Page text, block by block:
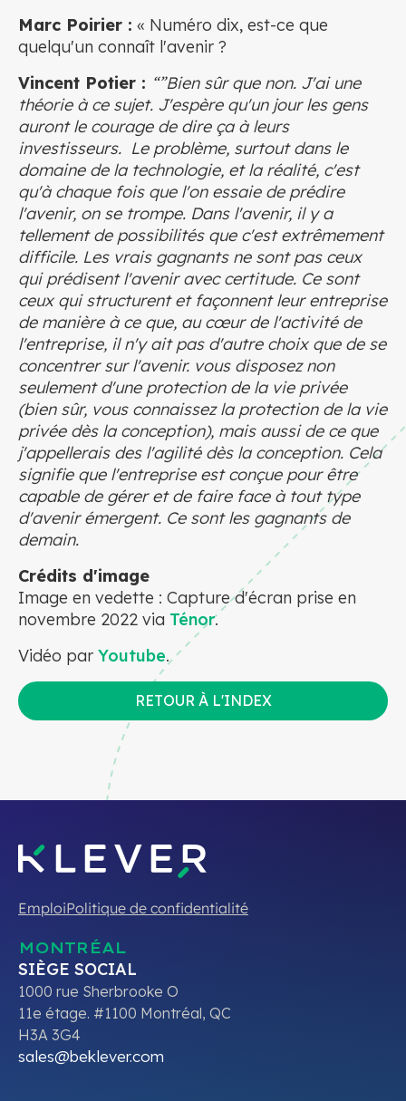
Marc Poirier : « Numéro dix, est-ce que
quelqu'un connaît l'avenir ?
Vincent Potier : “”Bien sûr que non. J'ai une
théorie à ce sujet. J'espère qu'un jour les gens
auront le courage de dire ça à leurs
investisseurs. Le problème, surtout dans le
domaine de la technologie, et la réalité, c'est
qu'à chaque fois que l'on essaie de prédire
l'avenir, on se trompe. Dans l'avenir, il y a
tellement de possibilités que c'est extrêmement
difficile. Les vrais gagnants ne sont pas ceux
qui prédisent l'avenir avec certitude. Ce sont
ceux qui structurent et façonnent leur entreprise
de manière à ce que, au cœur de l'activité de
l'entreprise, il n'y ait pas d'autre choix que de se
concentrer sur l'avenir. vous disposez non
seulement d'une protection de la vie privée
(bien sûr, vous connaissez la protection de la vie
privée dès la conception), mais aussi de ce que
j'appellerais des l'agilité dès la conception. Cela
signifie que l'entreprise est conçue pour être
capable de gérer et de faire face à tout type
d'avenir émergent. Ce sont les gagnants de
demain.
Crédits d'image
Image en vedette : Capture d'écran prise en
novembre 2022 via Ténor.
Vidéo par Youtube.
RETOUR À L'INDEX
EmploiPolitique de confidentialité
MONTRÉAL
SIÈGE SOCIAL
1000 rue Sherbrooke O
11e étage. #1100 Montréal, QC
H3A 3G4
sales@beklever.com